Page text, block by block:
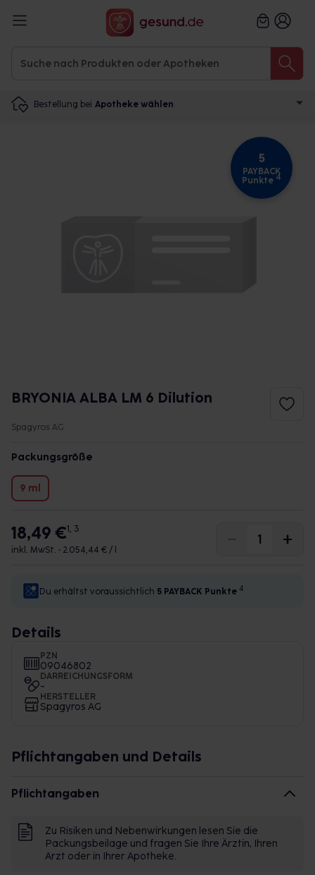
Bestellung bei Apotheke wählen
5
PAYBACK
Punkte 4
BRYONIA ALBA LM 6 Dilution
Spagyros AG
Packungsgröße
9 ml
18,49 €1, 3
inkl. MwSt. • 2.054,44 € / l
Du erhältst voraussichtlich 5 PAYBACK Punkte 4
Details
PZN
09046802
DARREICHUNGSFORM
-
HERSTELLER
Spagyros AG
Pflichtangaben und Details
Pflichtangaben
Zu Risiken und Nebenwirkungen lesen Sie die
Packungsbeilage und fragen Sie Ihre Ärztin, Ihren
Arzt oder in Ihrer Apotheke.